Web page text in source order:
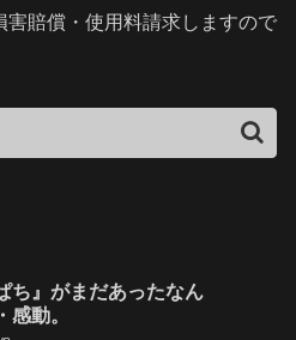
賠償・使用料請求しますので
ち』がまだあったなん
感動。